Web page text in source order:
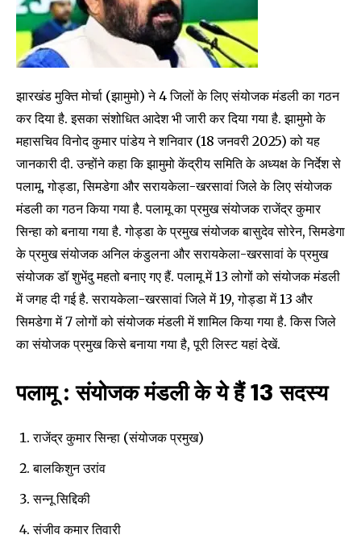
झारखंड मुक्ति मोर्चा (झामुमो) ने 4 जिलों के लिए संयोजक मंडली का गठन
कर दिया है. इसका संशोधित आदेश भी जारी कर दिया गया है. झामुमो के
महासचिव विनोद कुमार पांडेय ने शनिवार (18 जनवरी 2025) को यह
जानकारी दी. उन्होंने कहा कि झामुमो केंद्रीय समिति के अध्यक्ष के निर्देश से
पलामू, गोड्डा, सिमडेगा और सरायकेला-खरसावां जिले के लिए संयोजक
मंडली का गठन किया गया है. पलामू का प्रमुख संयोजक राजेंद्र कुमार
सिन्हा को बनाया गया है. गोड्डा के प्रमुख संयोजक बासुदेव सोरेन, सिमडेगा
के प्रमुख संयोजक अनिल कंडुलना और सरायकेला-खरसावां के प्रमुख
संयोजक डॉ शुभेंदु महतो बनाए गए हैं. पलामू में 13 लोगों को संयोजक मंडली
में जगह दी गई है. सरायकेला-खरसावां जिले में 19, गोड्डा में 13 और
सिमडेगा में 7 लोगों को संयोजक मंडली में शामिल किया गया है. किस जिले
का संयोजक प्रमुख किसे बनाया गया है, पूरी लिस्ट यहां देखें.
पलामू : संयोजक मंडली के ये हैं 13 सदस्य
राजेंद्र कुमार सिन्हा (संयोजक प्रमुख)
बालकिशुन उरांव
सन्नू सिद्दिकी
संजीव कमार तिवारी